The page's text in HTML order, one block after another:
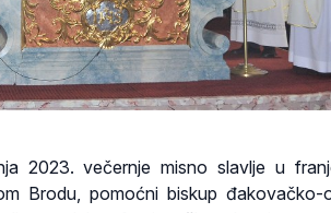
2023. večernje misno slavlje u
Brodu, pomoćni biskup đakovačko-